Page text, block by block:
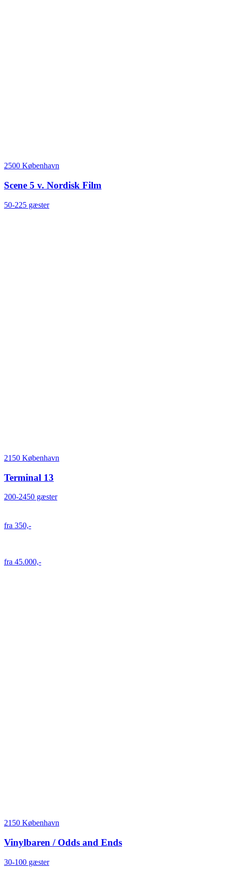
2500 København
Scene 5 v. Nordisk Film
50-225 gæster
2150 København
Terminal 13
200-2450 gæster
fra 350,-
fra 45.000,-
2150 København
Vinylbaren / Odds and Ends
30-100 gæster